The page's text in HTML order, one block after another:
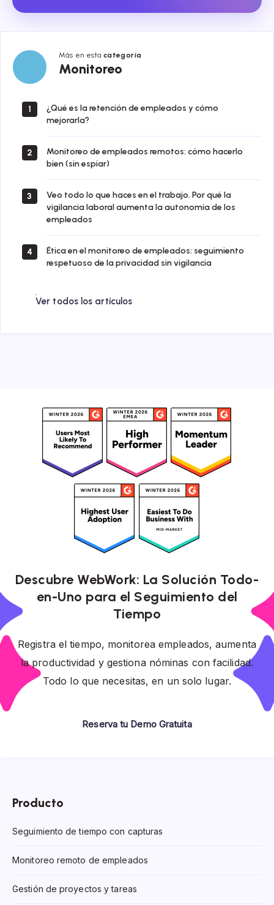
Más en esta categoría
Monitoreo
Monitoreo
1
¿Qué es la retención de empleados y cómo
mejorarla?
2
Monitoreo de empleados remotos: cómo hacerlo
bien (sin espiar)
3
Veo todo lo que haces en el trabajo. Por qué la
vigilancia laboral aumenta la autonomía de los
empleados
4
Ética en el monitoreo de empleados: seguimiento
respetuoso de la privacidad sin vigilancia
Ver todos los artículos
Descubre WebWork: La Solución Todo-
en-Uno para el Seguimiento del
Tiempo
Registra el tiempo, monitorea empleados, aumenta
la productividad y gestiona nóminas con facilidad.
Todo lo que necesitas, en un solo lugar.
Reserva tu Demo Gratuita
Producto
Seguimiento de tiempo con capturas
Monitoreo remoto de empleados
Gestión de proyectos y tareas